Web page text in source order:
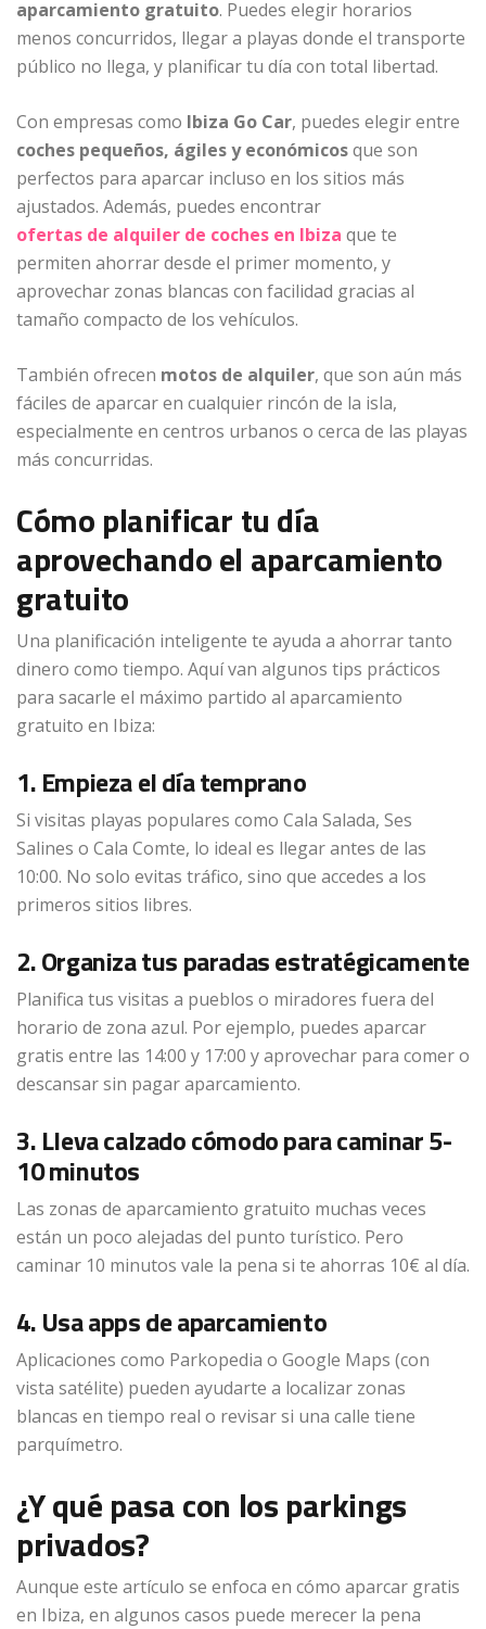
aparcamiento gratuito. Puedes elegir horarios
menos concurridos, llegar a playas donde el transporte
público no llega, y planificar tu día con total libertad.
Con empresas como Ibiza Go Car, puedes elegir entre
coches pequeños, ágiles y económicosque son
perfectos para aparcar incluso en los sitios más
ajustados. Además, puedes encontrar
ofertas de alquiler de coches en Ibiza que te
permiten ahorrar desde el primer momento, y
aprovechar zonas blancas con facilidad gracias al
tamaño compacto de los vehículos.
También ofrecen motos de alquiler, que son aún más
fáciles de aparcar en cualquier rincón de la isla,
especialmente en centros urbanos o cerca de las playas
más concurridas.
Cómo planificar tu día
aprovechando el aparcamiento
gratuito
Una planificación inteligente te ayuda a ahorrar tanto
dinero como tiempo. Aquí van algunos tips prácticos
para sacarle el máximo partido al aparcamiento
gratuito en Ibiza:
1. Empieza el día temprano
Si visitas playas populares como Cala Salada, Ses
Salines o Cala Comte, lo ideal es llegar antes de las
10:00. No solo evitas tráfico, sino que accedes a los
primeros sitios libres.
2. Organiza tus paradas estratégicamente
Planifica tus visitas a pueblos o miradores fuera del
horario de zona azul. Por ejemplo, puedes aparcar
gratis entre las 14:00 y 17:00 y aprovechar para comer o
descansar sin pagar aparcamiento.
3. Lleva calzado cómodo para caminar 5-
10 minutos
Las zonas de aparcamiento gratuito muchas veces
están un poco alejadas del punto turístico. Pero
caminar 10 minutos vale la pena si te ahorras 10€ al día.
4. Usa apps de aparcamiento
Aplicaciones como Parkopedia o Google Maps (con
vista satélite) pueden ayudarte a localizar zonas
blancas en tiempo real o revisar si una calle tiene
parquímetro.
¿Y qué pasa con los parkings
privados?
Aunque este artículo se enfoca en cómo aparcar gratis
en Ibiza, en algunos casos puede merecer la pena